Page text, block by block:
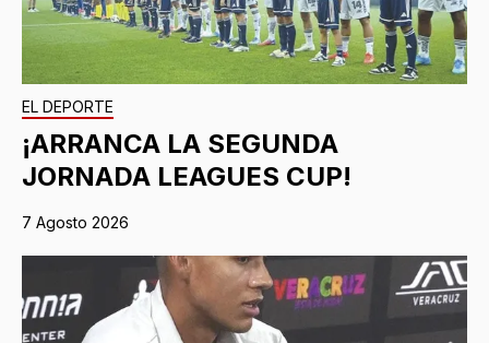
EL DEPORTE
¡ARRANCA LA SEGUNDA
JORNADA LEAGUES CUP!
7 Agosto 2026